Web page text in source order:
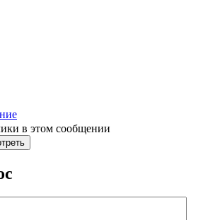
в этом сообщении